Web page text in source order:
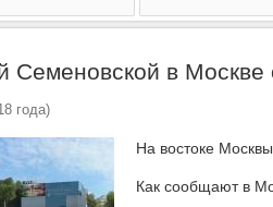
в Москве
года)
На востоке Москвы
Как сообщают в